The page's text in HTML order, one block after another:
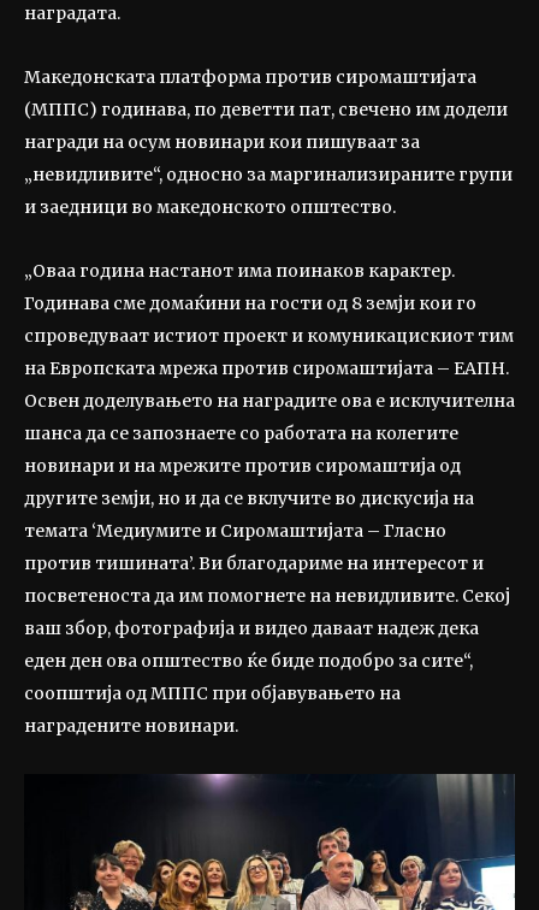
наградата.
Македонската платформа против сиромаштијата
(МППС) годинава, по деветти пат, свечено им додели
награди на осум новинари кои пишуваат за
„невидливите“, односно за маргинализираните групи
и заедници во македонското општество.
„Оваа година настанот има поинаков карактер.
Годинава сме домаќини на гости од 8 земји кои го
спроведуваат истиот проект и комуникацискиот тим
на Европската мрежа против сиромаштијата – ЕАПН.
Освен доделувањето на наградите ова е исклучителна
шанса да се запознаете со работата на колегите
новинари и на мрежите против сиромаштија од
другите земји, но и да се вклучите во дискусија на
темата ‘Медиумите и Сиромаштијата – Гласно
против тишината’. Ви благодариме на интересот и
посветеноста да им помогнете на невидливите. Секој
ваш збор, фотографија и видео даваат надеж дека
еден ден ова општество ќе биде подобро за сите“,
соопштија од МППС при објавувањето на
наградените новинари.